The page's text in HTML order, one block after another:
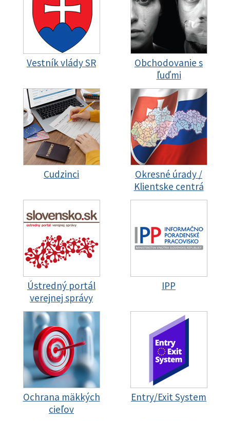
Vestník vlády SR
Obchodovanie s
ľuďmi
Cudzinci
Okresné úrady /
Klientske centrá
Ústredný portál
verejnej správy
IPP
Ochrana mäkkých
cieľov
Entry/Exit System